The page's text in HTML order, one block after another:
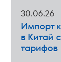
30.06.26
Импорт
в Китай
тарифов